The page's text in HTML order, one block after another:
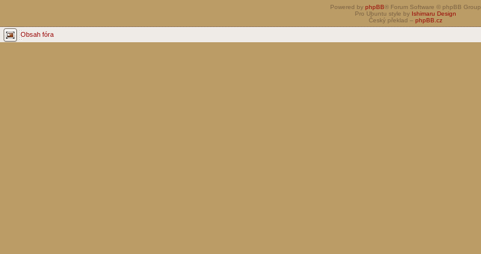
Powered by phpBB® Forum Software © phpBB Group
Pro Ubuntu style by Ishimaru Design
Český překlad – phpBB.cz
Obsah fóra